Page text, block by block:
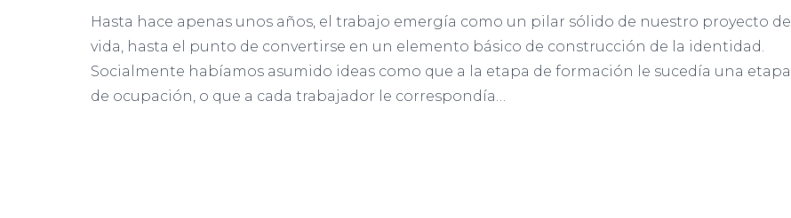
Hasta hace apenas unos años, el trabajo emergía como un pilar sólido de nuestro proyecto de
vida, hasta el punto de convertirse en un elemento básico de construcción de la identidad.
Socialmente habíamos asumido ideas como que a la etapa de formación le sucedía una etapa
de ocupación, o que a cada trabajador le correspondía…